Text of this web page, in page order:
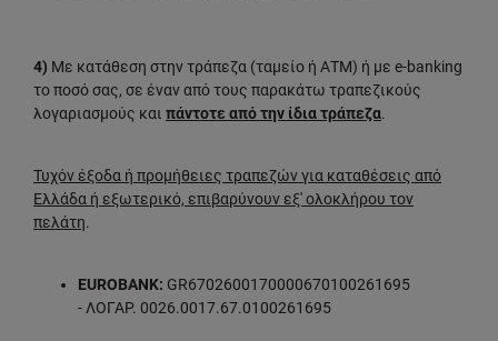
4) Με κατάθεση στην τράπεζα (ταμείο ή ΑΤΜ) ή με e-banking
το ποσό σας, σε έναν από τους παρακάτω τραπεζικούς
λογαριασμούς και πάντοτε από την ίδια τράπεζα.
Τυχόν έξοδα ή προμήθειες τραπεζών για καταθέσεις από
Ελλάδα ή εξωτερικό, επιβαρύνουν εξ' ολοκλήρου τον
πελάτη.
EUROBANK: GR6702600170000670100261695
- ΛΟΓΑΡ. 0026.0017.67.0100261695